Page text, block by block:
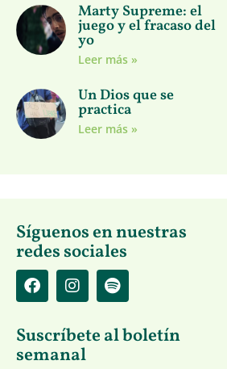
Marty Supreme: el
juego y el fracaso del
yo
Leer más »
Un Dios que se
practica
Leer más »
Síguenos en nuestras
redes sociales
Suscríbete al boletín
semanal